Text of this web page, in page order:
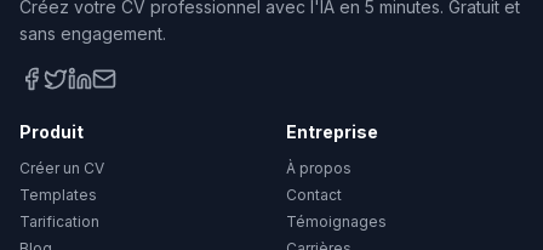
Créez votre CV professionnel avec l'IA en 5 minutes. Gratuit et
sans engagement.
Produit
Créer un CV
Templates
Tarification
Entreprise
À propos
Contact
Témoignages